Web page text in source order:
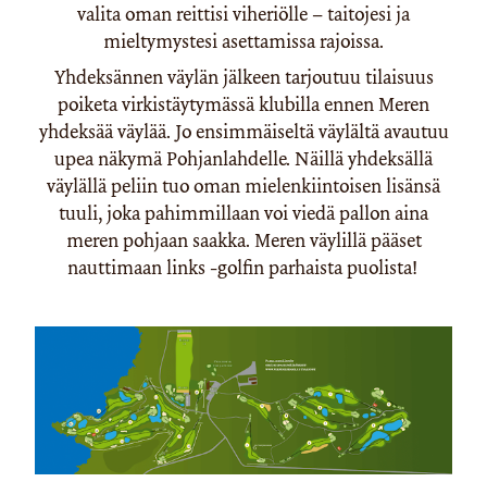
valita oman reittisi viheriölle – taitojesi ja
mieltymystesi asettamissa rajoissa.
Yhdeksännen väylän jälkeen tarjoutuu tilaisuus
poiketa virkistäytymässä klubilla ennen Meren
yhdeksää väylää. Jo ensimmäiseltä väylältä avautuu
upea näkymä Pohjanlahdelle. Näillä yhdeksällä
väylällä peliin tuo oman mielenkiintoisen lisänsä
tuuli, joka pahimmillaan voi viedä pallon aina
meren pohjaan saakka. Meren väylillä pääset
nauttimaan links -golfin parhaista puolista!